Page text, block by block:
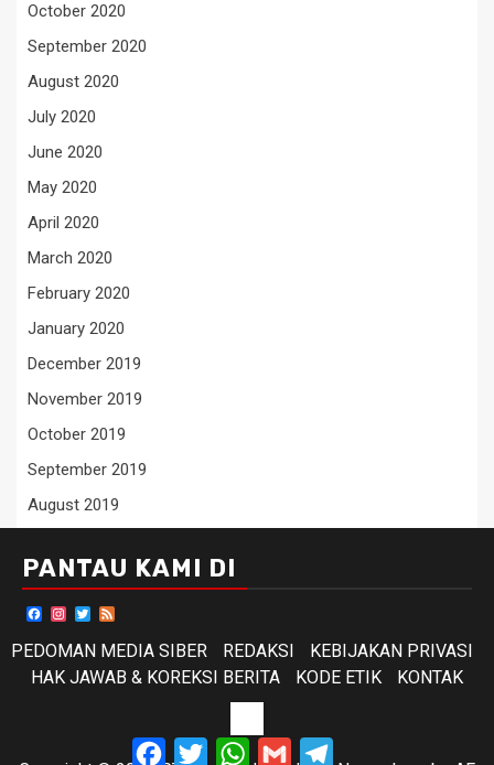
October 2020
September 2020
August 2020
July 2020
June 2020
May 2020
April 2020
March 2020
February 2020
January 2020
December 2019
November 2019
October 2019
September 2019
August 2019
PANTAU KAMI DI
Facebook
Instagram
Twitter
PEDOMAN MEDIA SIBER
REDAKSI
KEBIJAKAN PRIVASI
HAK JAWAB & KOREKSI BERITA
KODE ETIK KONTAK
ETIK
Facebook
TwitterWhatsApp
Gmail